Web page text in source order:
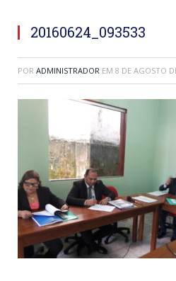
20160624_093533
POR ADMINISTRADOR EM 8 DE AGOSTO